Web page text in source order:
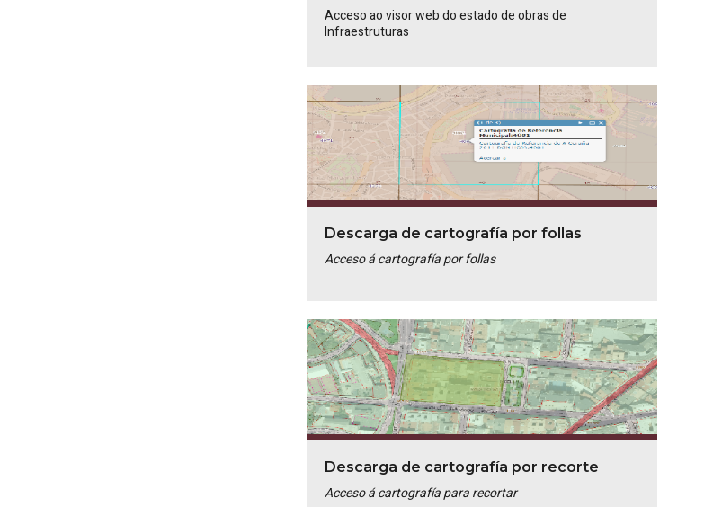
Acceso ao visor web do estado de obras de
Infraestruturas
Descarga de cartografía por follas
Acceso á cartografía por follas
Descarga de cartografía por recorte
Acceso á cartografía para recortar